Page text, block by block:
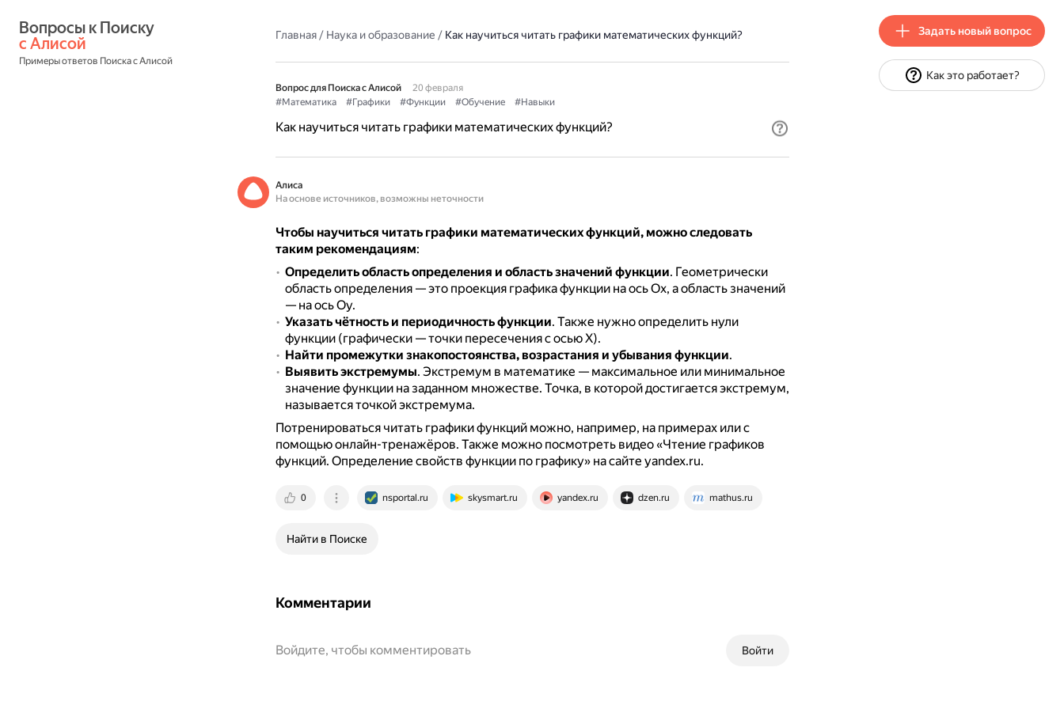
с Алисой
Примеры ответов Поиска с Алисой
Главная/ Наука и образование / Как научиться читать графики математических функций?
Вопрос для Поиска с Алисой
20 февраля
#Математика
#Графики #Функции #Обучение #Навыки
Как научиться читать графики математических функций?
Алиса
На основе источников, возможны неточности
Чтобы научиться читать графики математических функций, можно следовать
таким рекомендациям:
Определить область определения и область значений функции. Геометрически
область определения — это проекция графика функции на ось Ох, а область значений
— на ось Оy.
Указать чётность и периодичность функции. Также нужно определить нули
функции (графически — точки пересечения с осью Х).
Найти промежутки знакопостоянства, возрастания и убывания функции.
Выявить экстремумы. Экстремум в математике — максимальное или минимальное
значение функции на заданном множестве. Точка, в которой достигается экстремум,
называется точкой экстремума.
Потренироваться читать графики функций можно, например, на примерах или с
помощью онлайн-тренажёров. Также можно посмотреть видео «Чтение графиков
функций. Определение свойств функции по графику» на сайте yandex.ru.
0 nsportal.ru skysmart.ru yandex.ru dzen.ru mathus.ru
Найти в Поиске
Комментарии
Войти
Войдите, чтобы комментировать
Задать новый вопрос
Как это работает?